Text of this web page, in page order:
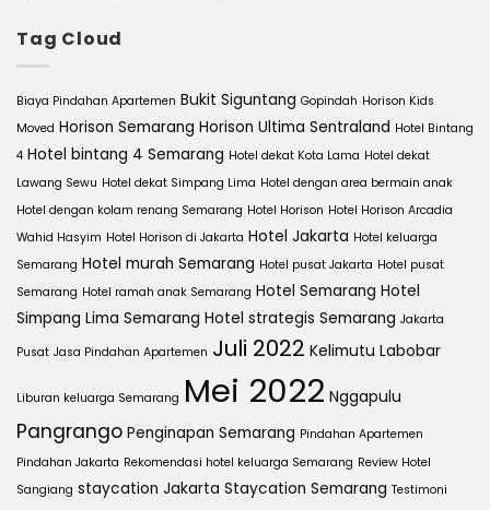
Tag Cloud
Biaya Pindahan Apartemen Bukit Siguntang Gopindah Horison Kids
Moved Horison Semarang Horison Ultima Sentraland Hotel Bintang
4 Hotel bintang 4 Semarang Hotel dekat Kota Lama Hotel dekat
Lawang Sewu Hotel dekat Simpang Lima Hotel dengan area bermain anak
Hotel dengan kolam renang Semarang Hotel Horison Hotel Horison Arcadia
Wahid Hasyim Hotel Horison di Jakarta Hotel Jakarta Hotel keluarga
Semarang Hotel murah Semarang Hotel pusat Jakarta Hotel pusat
Semarang Hotel ramah anak Semarang Hotel Semarang Hotel
Simpang Lima Semarang Hotel strategis Semarang Jakarta
Pusat Jasa Pindahan Apartemen Juli 2022 Kelimutu Labobar
Liburan keluarga Semarang Mei 2022 Nggapulu
Pangrango Penginapan Semarang Pindahan Apartemen
Pindahan Jakarta Rekomendasi hotel keluarga Semarang Review Hotel
Sangiang staycation Jakarta Staycation Semarang Testimoni